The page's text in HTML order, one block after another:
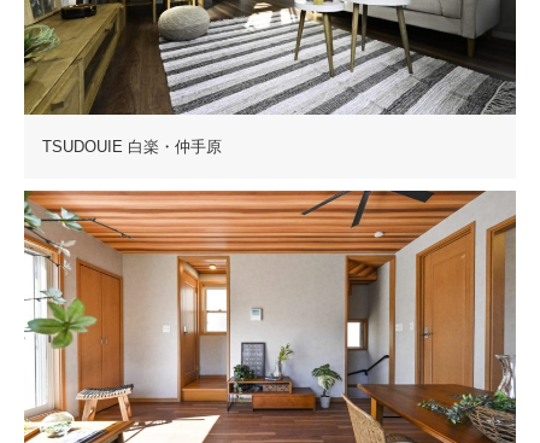
TSUDOUIE 白楽・仲手原